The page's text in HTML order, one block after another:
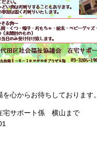
を心からお待ちしております。
宅サポート係 横山まで